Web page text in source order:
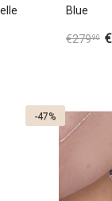
Blue
€27990 €
-47%